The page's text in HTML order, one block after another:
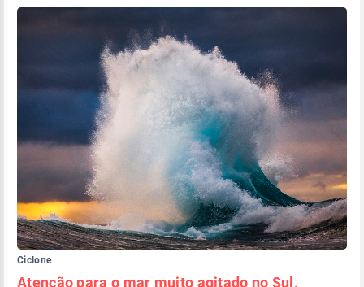
Ciclone
Atenção para o mar muito agitado no Sul,